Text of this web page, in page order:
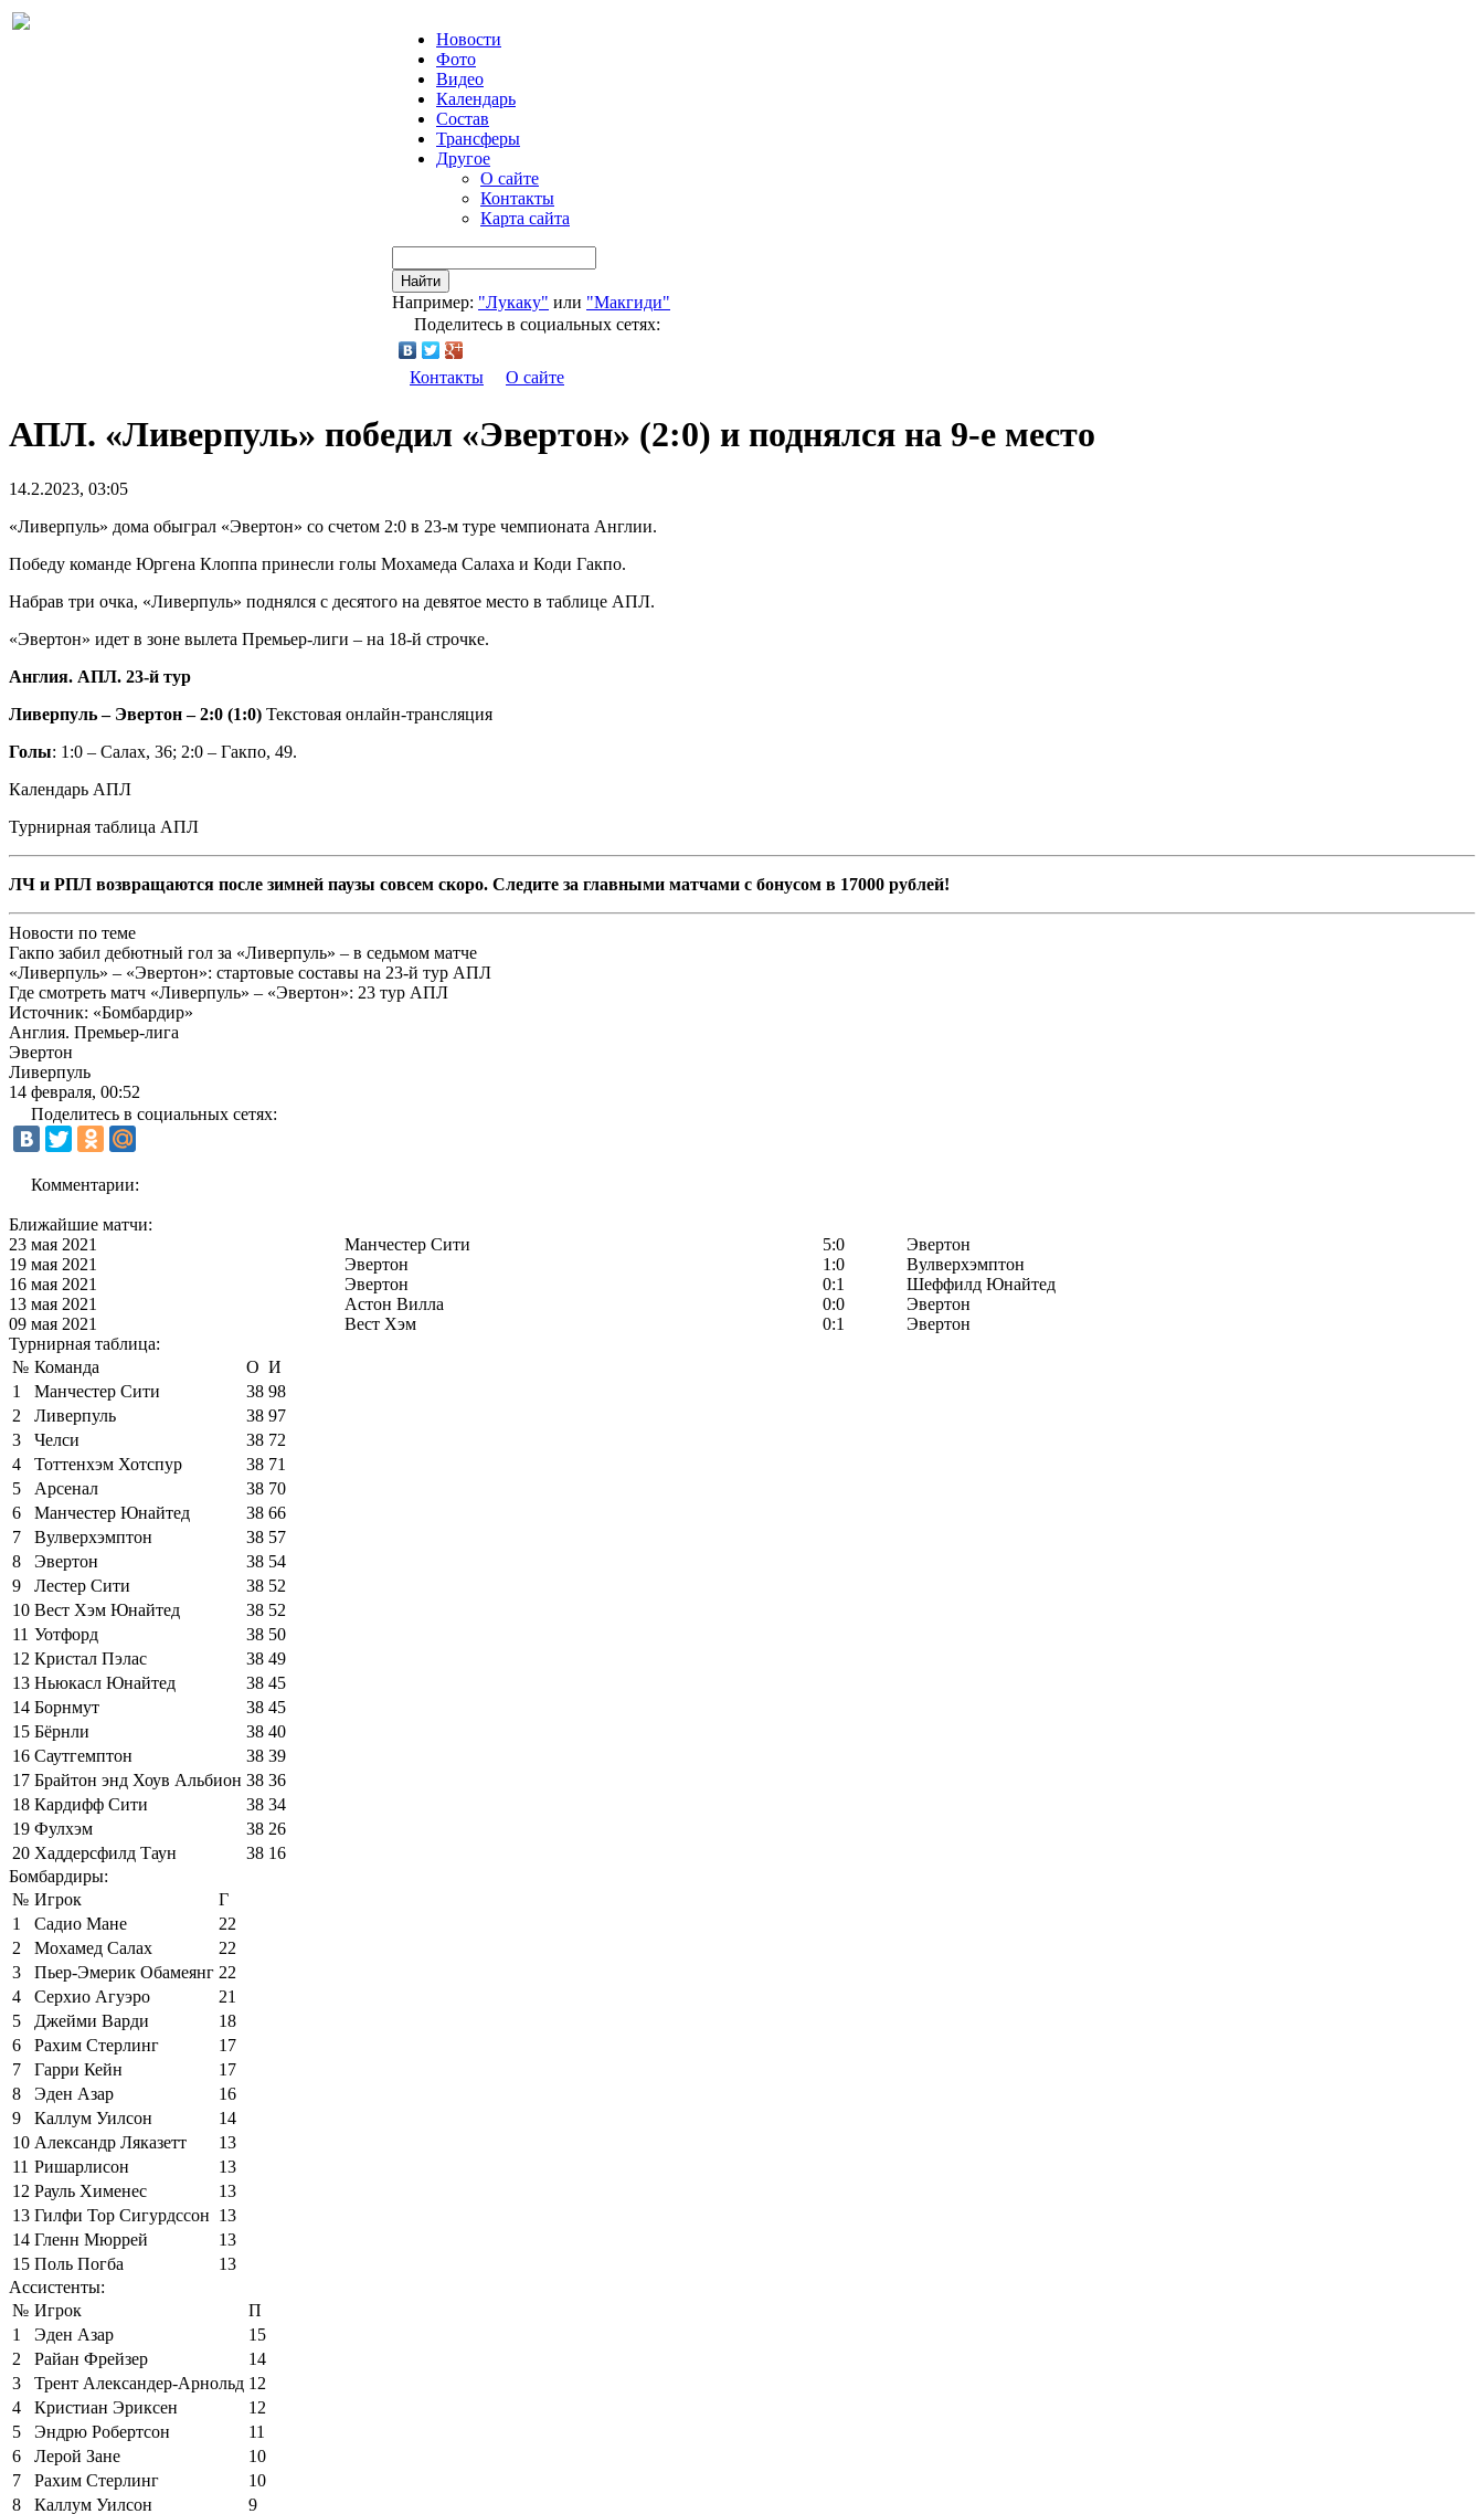
Новости
Фото
Видео
Календарь
Состав
Трансферы
Другое
О сайте
Контакты
Карта сайта
Найти
Например: "Лукаку" или "Макгиди"
Поделитесь в социальных сетях:
Контакты О сайте
АПЛ. «Ливерпуль» победил «Эвертон» (2:0) и поднялся на 9-е место
14.2.2023, 03:05
«Ливерпуль» дома обыграл «Эвертон» со счетом 2:0 в 23-м туре чемпионата Англии.
Победу команде Юргена Клоппа принесли голы Мохамеда Салаха и Коди Гакпо.
Набрав три очка, «Ливерпуль» поднялся с десятого на девятое место в таблице АПЛ.
«Эвертон» идет в зоне вылета Премьер-лиги – на 18-й строчке.
Англия. АПЛ. 23-й тур
Ливерпуль – Эвертон – 2:0 (1:0) Текстовая онлайн-трансляция
Голы: 1:0 – Салах, 36; 2:0 – Гакпо, 49.
Календарь АПЛ
Турнирная таблица АПЛ
ЛЧ и РПЛ возвращаются после зимней паузы совсем скоро. Следите за главными матчами с бонусом в 17000 рублей!
Новости по теме
Гакпо забил дебютный гол за «Ливерпуль» – в седьмом матче
«Ливерпуль» – «Эвертон»: стартовые составы на 23-й тур АПЛ
Где смотреть матч «Ливерпуль» – «Эвертон»: 23 тур АПЛ
Источник: «Бомбардир»
Англия. Премьер-лига
Эвертон
Ливерпуль
14 февраля, 00:52
Поделитесь в социальных сетях:
Комментарии:
Ближайшие матчи:
23 мая 2021
Манчестер Сити 5:0
Эвертон
19 мая 2021
Эвертон 1:0
Вулверхэмптон
16 мая 2021
Эвертон 0:1
Шеффилд Юнайтед
13 мая 2021
Астон Вилла 0:0
Эвертон
09 мая 2021
Вест Хэм 0:1
Эвертон
Турнирная таблица:
№ Команда О И
1
Манчестер Сити 38 98
2
Ливерпуль 38 97
3
Челси 38 72
4
Тоттенхэм Хотспур 38 71
5
Арсенал 38 70
6
Манчестер Юнайтед 38 66
7
Вулверхэмптон 38 57
8
Эвертон 38 54
9
Лестер Сити 38 52
10 Вест Хэм Юнайтед 38 52
11 Уотфорд 38 50
12 Кристал Пэлас 38 49
13 Ньюкасл Юнайтед 38 45
14 Борнмут 38 45
15 Бёрнли 38 40
16 Саутгемптон 38 39
17 Брайтон энд Хоув Альбион 38 36
18 Кардифф Сити 38 34
19 Фулхэм 38 26
20 Хаддерсфилд Таун 38 16
Бомбардиры:
№ Игрок
Г
1
Садио Мане
22
2
Мохамед Салах
22
3
Пьер-Эмерик Обамеянг 22
4
Серхио Агуэро
21
5
Джейми Варди
18
6
Рахим Стерлинг
17
7
Гарри Кейн
17
8
Эден Азар
16
9
Каллум Уилсон
14
10 Александр Ляказетт
13
11 Ришарлисон
13
12 Рауль Хименес
13
13 Гилфи Тор Сигурдссон 13
14 Гленн Мюррей
13
15 Поль Погба
13
Ассистенты:
№ Игрок
П
1
Эден Азар
15
2
Райан Фрейзер
14
3
Трент Александер-Арнольд 12
4
Кристиан Эриксен
12
5
Эндрю Робертсон
11
6
Лерой Зане
10
7
Рахим Стерлинг
10
8
Каллум Уилсон
9